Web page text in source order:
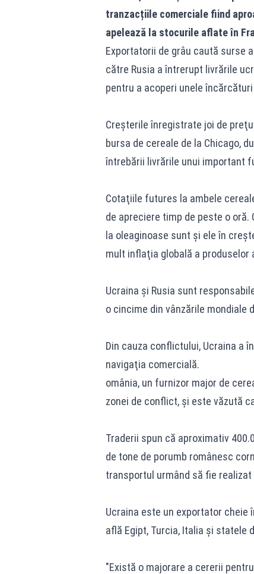
tranzacțiile comerciale fiind
apelează la stocurile aflate în
Exportatorii de grâu caută surse
către Rusia a întrerupt livrările
pentru a acoperi unele
Creşterile înregistrate joi de
bursa de cereale de la Chicago,
întrebării livrările unui important
Cotaţiile futures la ambele
de apreciere timp de peste o
la oleaginoase sunt şi ele în
mult inflaţia globală a produselor
Ucraina şi Rusia sunt
o cincime din vânzările mondiale
Din cauza conflictului, Ucraina a
navigaţia comercială.
omânia, un furnizor major de
zonei de conflict, şi este văzută
Traderii spun că aproximativ
de tone de porumb românesc
transportul urmând să fie
Ucraina este un exportator cheie
află Egipt, Turcia, Italia şi statele
"Există o majorare a cererii